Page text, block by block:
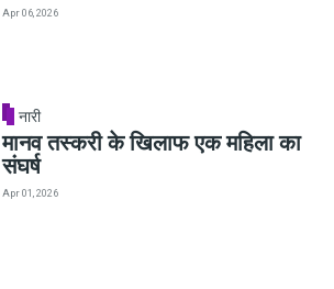
Apr 06, 2026
नारी
मानव तस्करी के खिलाफ एक महिला का
संघर्ष
Apr 01, 2026